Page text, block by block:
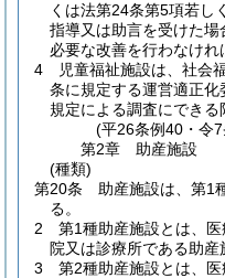
くは法第24条第5項若し
指導又は助言を受けた
必要な改善を行わなけれ
4
児童福祉施設は、社会
条に規定する運営適正
規定による調査にできる
(平26条例40・令
第2章
助産施設
(種類)
第20条
助産施設は、第1
る。
2
第1種助産施設とは、医
院又は診療所である助産
3
第2種助産施設とは、